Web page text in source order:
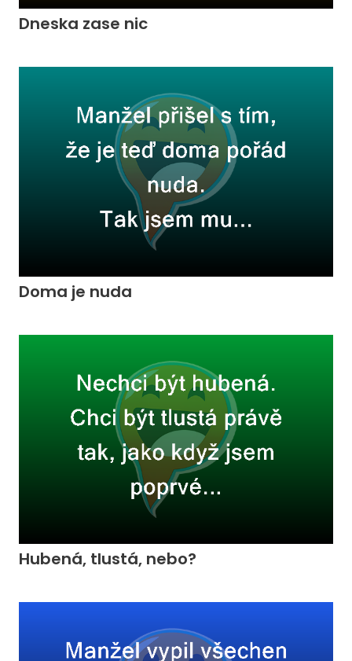
Dneska zase nic
Doma je nuda
Hubená, tlustá, nebo?